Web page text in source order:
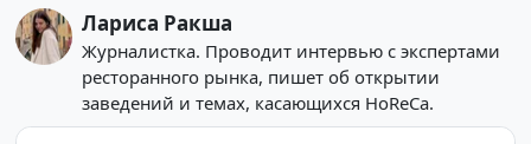
Лариса Ракша
Журналистка. Проводит интервью с экспертами
ресторанного рынка, пишет об открытии
заведений и темах, касающихся HoReCa.